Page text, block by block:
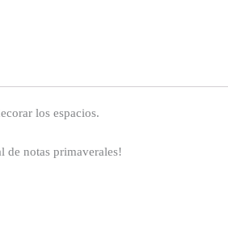
los espacios.
de notas primaverales!